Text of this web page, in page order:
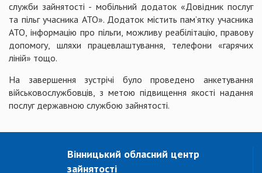
служби зайнятості - мобільний додаток «Довідник послуг
та пільг учасника АТО». Додаток містить пам’ятку учасника
АТО, інформацію про пільги, можливу реабілітацію, правову
допомогу, шляхи працевлаштування, телефони «гарячих
ліній» тощо.
На завершення зустрічі було проведено анкетування
військовослужбовців, з метою підвищення якості надання
послуг державною службою зайнятості.
Вінницький обласний центр
зайнятості